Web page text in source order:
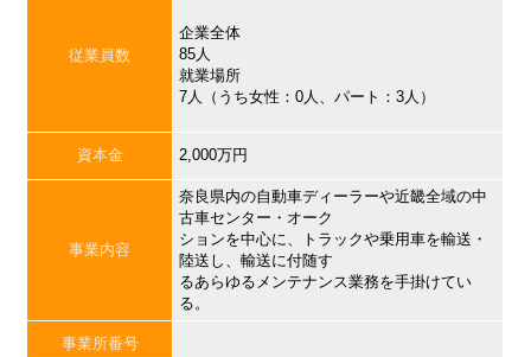
従業員数
企業全体
85人
就業場所
7人（うち女性：0人、パート：3人）
資本金 2,000万円
事業内容
奈良県内の自動車ディーラーや近畿全域の中
古車センター・オーク
ションを中心に、トラックや乗用車を輸送・
陸送し、輸送に付随す
るあらゆるメンテナンス業務を手掛けてい
る。
事業所番号